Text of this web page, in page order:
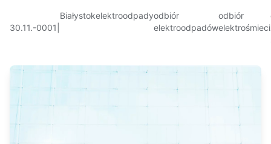
30.11.-0001
Białystokelektroodpadyodbiór
elektroodpadów
odbiór
elektrośmieci